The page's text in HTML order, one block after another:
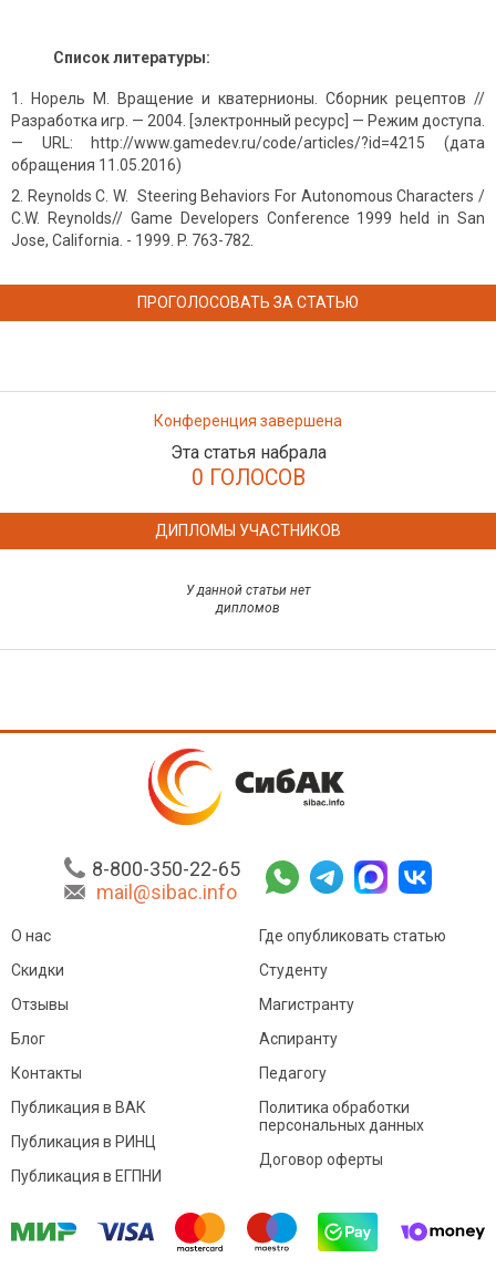
Список литературы:
Норель М. Вращение и кватернионы. Сборник рецептов //
Разработка игр. — 2004. [электронный ресурс] — Режим доступа.
— URL: http://www.gamedev.ru/code/articles/?id=4215 (дата
обращения 11.05.2016)
Reynolds C. W. Steering Behaviors For Autonomous Characters /
C.W. Reynolds// Game Developers Conference 1999 held in San
Jose, California. - 1999. P. 763-782.
ПРОГОЛОСОВАТЬ ЗА СТАТЬЮ
Конференция завершена
Эта статья набрала
0 ГОЛОСОВ
ДИПЛОМЫ УЧАСТНИКОВ
У данной статьи нет
дипломов
8-800-350-22-65
mail@sibac.info
О нас
Скидки
Отзывы
Блог
Контакты
Где опубликовать статью
Студенту
Магистранту
Аспиранту
Педагогу
Публикация в ВАК
Публикация в РИНЦ
Публикация в ЕГПНИ
Политика обработки
персональных данных
Договор оферты